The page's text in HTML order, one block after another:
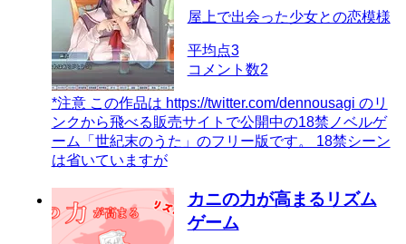
屋上で出会った少女との恋模様
平均点3
コメント数2
*注意 この作品は https://twitter.com/dennousagi のリ
ンクから飛べる販売サイトで公開中の18禁ノベルゲ
ーム「世紀末のうた」のフリー版です。 18禁シーン
は省いていますが
カニの力が高まるリズム
ゲーム